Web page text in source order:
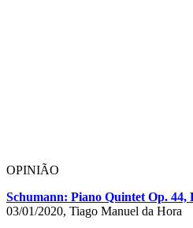
OPINIÃO
Schumann: Piano Quintet Op. 44,
03/01/2020, Tiago Manuel da Hora